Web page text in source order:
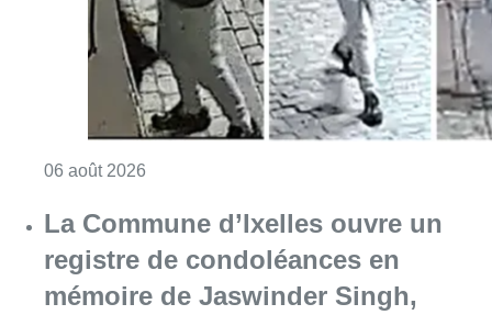
06 août 2026
La Commune d’Ixelles ouvre un
registre de condoléances en
mémoire de Jaswinder Singh,